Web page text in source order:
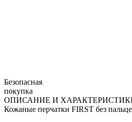
Безопасная
покупка
ОПИСАНИЕ И
Кожаные перчатки FIRST без